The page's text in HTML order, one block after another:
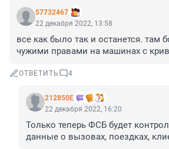
57732467
22 декабря 2022, 13:58
все как было так и останется. там
чужими правами на машинах с
ОТВЕТИТЬ 4
212850Е
22 декабря 2022, 16:20
Только теперь ФСБ будет
данные о вызовах, поездках,